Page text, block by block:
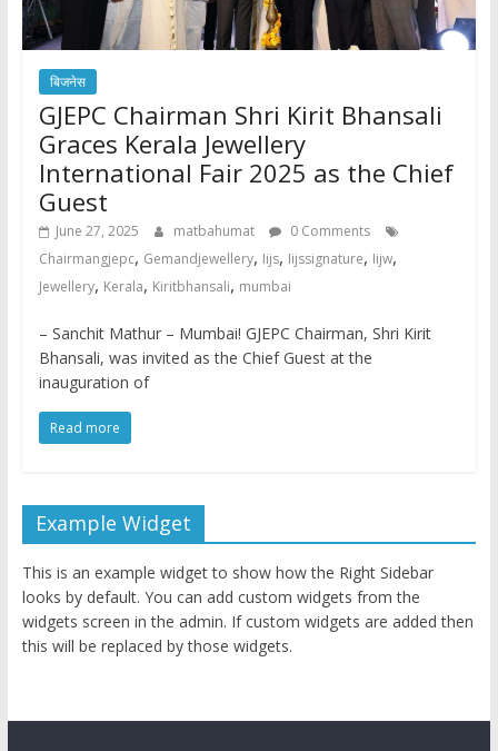
बिजनेस
GJEPC Chairman Shri Kirit Bhansali
Graces Kerala Jewellery
International Fair 2025 as the Chief
Guest
June 27, 2025 matbahumat
0 Comments
Chairmangjepc, Gemandjewellery, Iijs, Iijssignature, Iijw,
Jewellery, Kerala, Kiritbhansali, mumbai
– Sanchit Mathur – Mumbai! GJEPC Chairman, Shri Kirit
Bhansali, was invited as the Chief Guest at the
inauguration of
Read more
Example Widget
This is an example widget to show how the Right Sidebar
looks by default. You can add custom widgets from the
widgets screen in the admin. If custom widgets are added then
this will be replaced by those widgets.